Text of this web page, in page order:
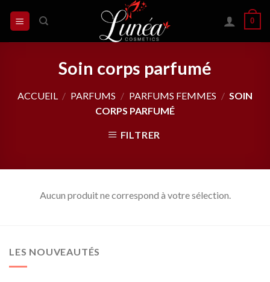
0
Soin corps parfumé
ACCUEIL / PARFUMS / PARFUMS FEMMES / SOIN
CORPS PARFUMÉ
FILTRER
Aucun produit ne correspond à votre sélection.
LES NOUVEAUTÉS